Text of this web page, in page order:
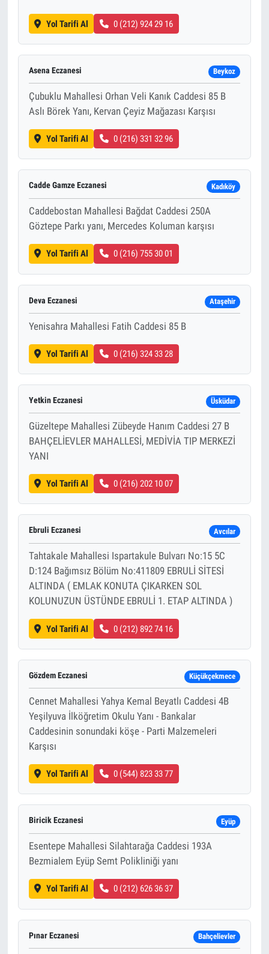
Yol Tarifi Al 0 (212) 924 29 16
Asena Eczanesi Beykoz
Çubuklu Mahallesi Orhan Veli Kanık Caddesi 85 B
Aslı Börek Yanı, Kervan Çeyiz Mağazası Karşısı
Yol Tarifi Al 0 (216) 331 32 96
Cadde Gamze Eczanesi Kadıköy
Caddebostan Mahallesi Bağdat Caddesi 250A
Göztepe Parkı yanı, Mercedes Koluman karşısı
Yol Tarifi Al 0 (216) 755 30 01
Deva Eczanesi Ataşehir
Yenisahra Mahallesi Fatih Caddesi 85 B
Yol Tarifi Al 0 (216) 324 33 28
Yetkin Eczanesi Üsküdar
Güzeltepe Mahallesi Zübeyde Hanım Caddesi 27 B
BAHÇELİEVLER MAHALLESİ, MEDİVİA TIP MERKEZİ
YANI
Yol Tarifi Al 0 (216) 202 10 07
Ebruli Eczanesi Avcılar
Tahtakale Mahallesi Ispartakule Bulvarı No:15 5C
D:124 Bağımsız Bölüm No:411809 EBRULİ SİTESİ
ALTINDA ( EMLAK KONUTA ÇIKARKEN SOL
KOLUNUZUN ÜSTÜNDE EBRULİ 1. ETAP ALTINDA )
Yol Tarifi Al 0 (212) 892 74 16
Gözdem Eczanesi Küçükçekmece
Cennet Mahallesi Yahya Kemal Beyatlı Caddesi 4B
Yeşilyuva İlköğretim Okulu Yanı - Bankalar
Caddesinin sonundaki köşe - Parti Malzemeleri
Karşısı
Yol Tarifi Al 0 (544) 823 33 77
Biricik Eczanesi Eyüp
Esentepe Mahallesi Silahtarağa Caddesi 193A
Bezmialem Eyüp Semt Polikliniği yanı
Yol Tarifi Al 0 (212) 626 36 37
Pınar Eczanesi Bahçelievler